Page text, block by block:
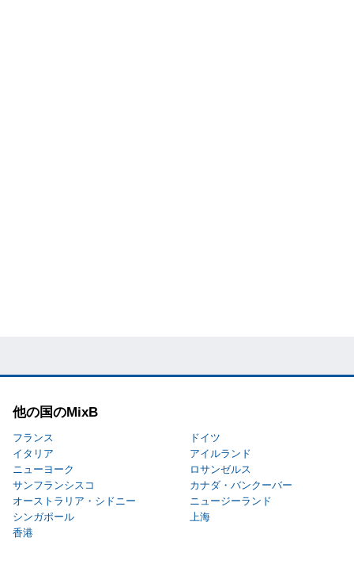
他の国のMixB
フランス
ドイツ
イタリア
アイルランド
ニューヨーク
ロサンゼルス
サンフランシスコ
カナダ・バンクーバー
オーストラリア・シドニー
ニュージーランド
シンガポール
上海
香港